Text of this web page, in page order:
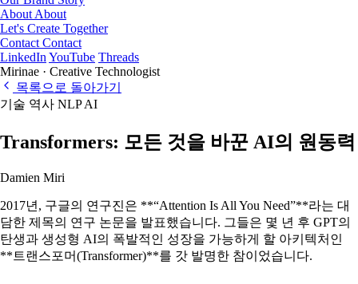
About About
Let's Create Together
Contact Contact
LinkedIn YouTube Threads
Mirinae · Creative Technologist
목록으로 돌아가기
기술 역사 NLPAI
Transformers: 모든 것을 바꾼 AI의 원동력
Damien Miri
2017년, 구글의 연구진은 **“Attention Is All You Need”**라는 대
담한 제목의 연구 논문을 발표했습니다. 그들은 몇 년 후 GPT의
탄생과 생성형 AI의 폭발적인 성장을 가능하게 할 아키텍처인
**트랜스포머(Transformer)**를 갓 발명한 참이었습니다.